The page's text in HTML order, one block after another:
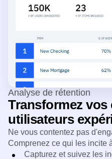
Analyse de rétention
Transformez
utilisateurs
Ne vous contentez pas
Comprenez ce qui les incite
Capturez et suivez les